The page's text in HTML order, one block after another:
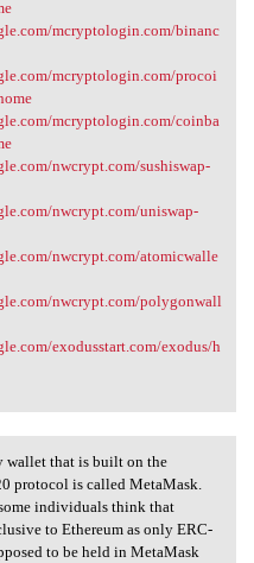
mcryptologin.com/binanc
mcryptologin.com/procoi
mcryptologin.com/coinba
nwcrypt.com/sushiswap-
nwcrypt.com/uniswap-
nwcrypt.com/atomicwalle
nwcrypt.com/polygonwall
exodusstart.com/exodus/h
wallet that
wallet that is built on the
protocol is called MetaMask.
individuals think that
to Ethereum as only ERC-
to be held in MetaMask